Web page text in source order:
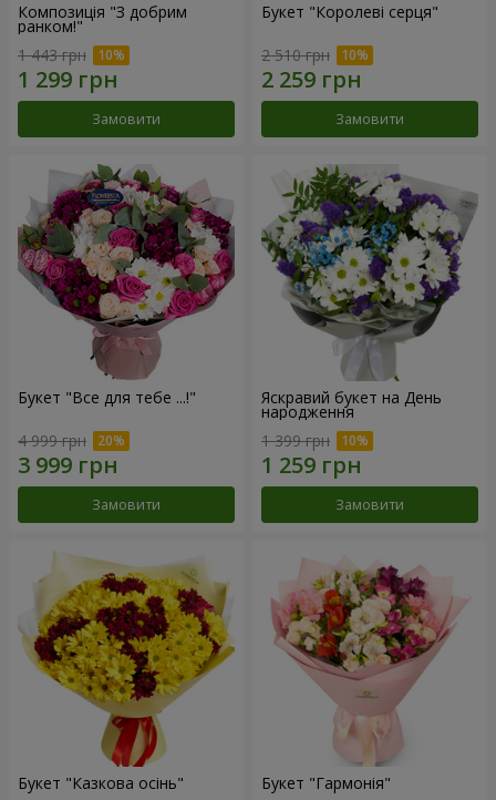
Композиція "З добрим
ранком!"
1 443 грн
Замовити
Букет "Королеві серця"
2 510 грн
Замовити
Букет "Все для тебе ...!"
4 999 грн
Замовити
Яскравий букет на День
народження
1 399 грн
Замовити
Букет "Казкова осінь" Букет "Гармонія"